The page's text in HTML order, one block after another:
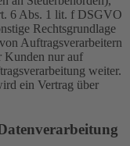
6 Abs. 1 lit. f DSGVO
Rechtsgrundlage
Auftragsverarbeitern
Kunden nur auf
weiter.
ein Vertrag über